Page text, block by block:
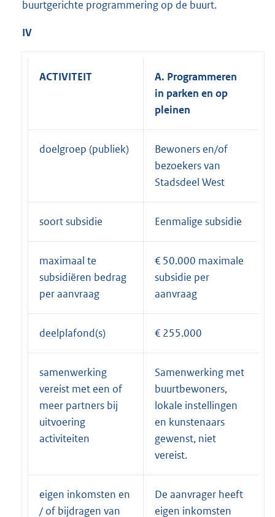
buurtgerichte programmering op de buurt.
IV
ACTIVITEIT
A. Programmeren
in parken en op
pleinen
doelgroep (publiek)
Bewoners en/of
bezoekers van
Stadsdeel West
soort subsidie Eenmalige subsidie
maximaal te
subsidiëren bedrag
per aanvraag
€ 50.000 maximale
subsidie per
aanvraag
deelplafond(s) € 255.000
samenwerking
vereist met een of
meer partners bij
uitvoering
activiteiten
Samenwerking met
buurtbewoners,
lokale instellingen
en kunstenaars
gewenst, niet
vereist.
eigen inkomsten en
/ of bijdragen van
De aanvrager heeft
eigen inkomsten